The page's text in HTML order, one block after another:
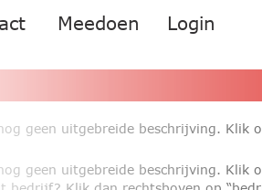
Meedoen Login
geen uitgebreide beschrijving.
geen uitgebreide beschrijving. Klik